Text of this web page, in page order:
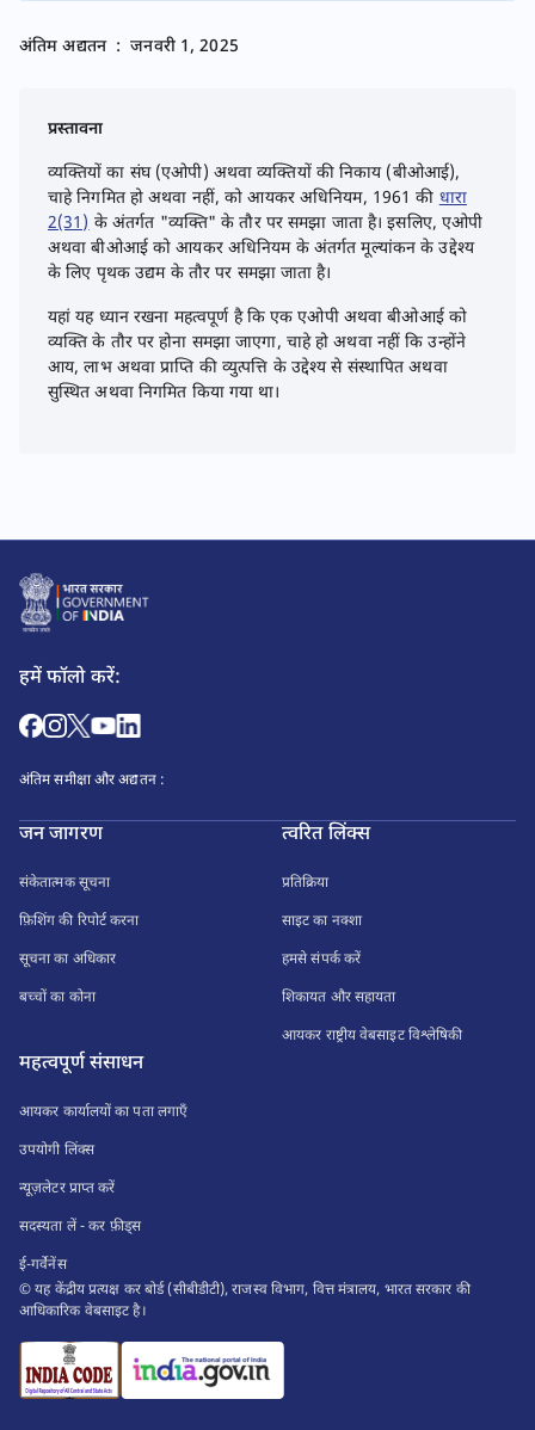
अंतिम अद्यतन : जनवरी 1, 2025
प्रस्तावना
व्यक्तियों का संघ (एओपी) अथवा व्यक्तियों की निकाय (बीओआई),
चाहे निगमित हो अथवा नहीं, को आयकर अधिनियम, 1961 कीधारा
2(31)के अंतर्गत "व्यक्ति" के तौर पर समझा जाता है। इसलिए, एओपी
अथवा बीओआई को आयकर अधिनियम के अंतर्गत मूल्यांकन के उद्देश्य
के लिए पृथक उद्यम के तौर पर समझा जाता है।
यहां यह ध्यान रखना महत्वपूर्ण है कि एक एओपी अथवा बीओआई को
व्यक्ति के तौर पर होना समझा जाएगा, चाहे हो अथवा नहीं कि उन्होंने
आय, लाभ अथवा प्राप्ति की व्युत्पत्ति के उद्देश्य से संस्थापित अथवा
सुस्थित अथवा निगमित किया गया था।
हमें फॉलो करें:
अंतिम समीक्षा और अद्यतन :
जन जागरण
संकेतात्मक सूचना
फ़िशिंग की रिपोर्ट करना
सूचना का अधिकार
बच्चों का कोना
त्वरित लिंक्स
प्रतिक्रिया
साइट का नक्शा
हमसे संपर्क करें
शिकायत और सहायता
आयकर राष्ट्रीय वेबसाइट विश्लेषिकी
महत्वपूर्ण संसाधन
आयकर कार्यालयों का पता लगाएँ
उपयोगी लिंक्स
न्यूज़लेटर प्राप्त करें
सदस्यता लें - कर फ़ीड्स
ई-गर्वेनेंस
© यह केंद्रीय प्रत्यक्ष कर बोर्ड (सीबीडीटी), राजस्व विभाग, वित्त मंत्रालय, भारत सरकार की
आधिकारिक वेबसाइट है।